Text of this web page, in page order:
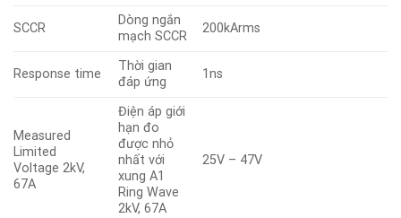
SCCR
Dòng ngắn
mạch SCCR
200kArms
Response time
Thời gian
đáp ứng
1ns
Measured
Limited
Voltage 2kV,
67A
Điện áp giới
hạn đo
được nhỏ
nhất với
xung A1
Ring Wave
2kV, 67A
25V – 47V